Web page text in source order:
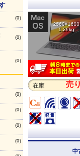
(0)
(0)
(0)
(0)
(0)
(0)
(0)
2560×1600
1.29kg
在庫 売
中